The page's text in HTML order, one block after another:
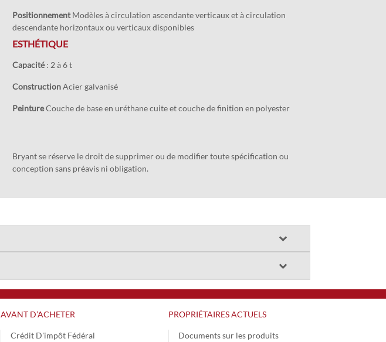
PositionnementModèles à circulation ascendante verticaux et à circulation
descendante horizontaux ou verticaux disponibles
ESTHÉTIQUE
Capacité: 2 à 6 t
ConstructionAcier galvanisé
PeintureCouche de base en uréthane cuite et couche de finition en polyester
Bryant se réserve le droit de supprimer ou de modifier toute spécification ou
conception sans préavis ni obligation.
AVANT D’ACHETER
Crédit D'impôt Fédéral
PROPRIÉTAIRES ACTUELS
Documents sur les produits